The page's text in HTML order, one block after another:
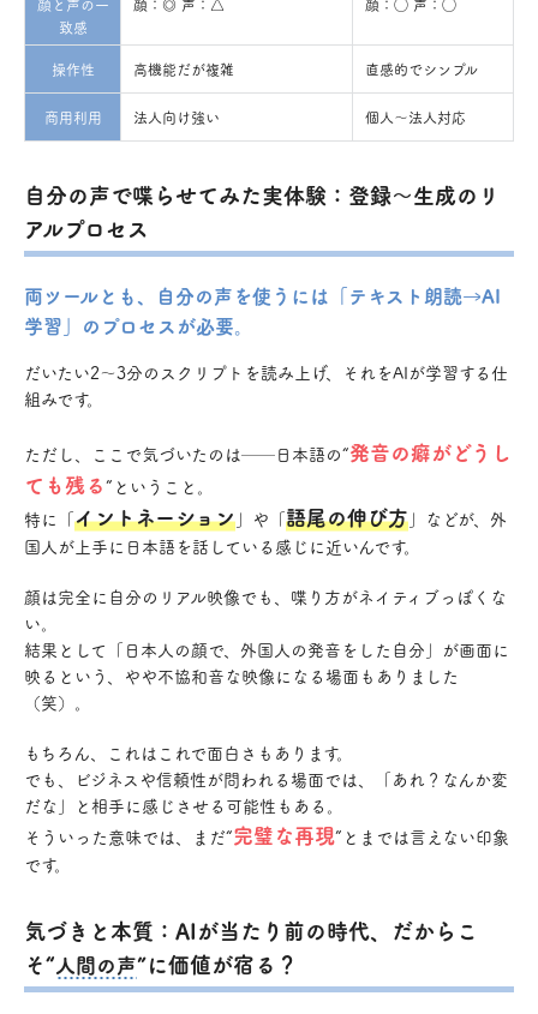
致感
操作性 高機能だが複雑 直感的でシンプル
商用利用 法人向け強い 個人〜法人対応
自分の声で喋らせてみた実体験：登録〜生成のリ
アルプロセス
両ツールとも、自分の声を使うには「テキスト朗読→AI
学習」のプロセスが必要。
だいたい2〜3分のスクリプトを読み上げ、それをAIが学習する仕
組みです。
ただし、ここで気づいたのは──日本語の“発音の癖がどうし
ても残る”ということ。
特に「イントネーション 」や「語尾の伸び方 」などが、外
国人が上手に日本語を話している感じに近いんです。
顔は完全に自分のリアル映像でも、喋り方がネイティブっぽくな
い。
結果として「日本人の顔で、外国人の発音をした自分」が画面に
映るという、やや不協和音な映像になる場面もありました
（笑）。
もちろん、これはこれで面白さもあります。
でも、ビジネスや信頼性が問われる場面では、「あれ？なんか変
だな」と相手に感じさせる可能性もある。
そういった意味では、まだ“完璧な再現”とまでは言えない印象
です。
気づきと本質：AIが当たり前の時代、だからこ
そ“人間の声”に価値が宿る？